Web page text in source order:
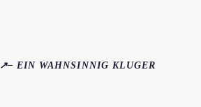
↗– EIN WAHNSINNIG KLUGER